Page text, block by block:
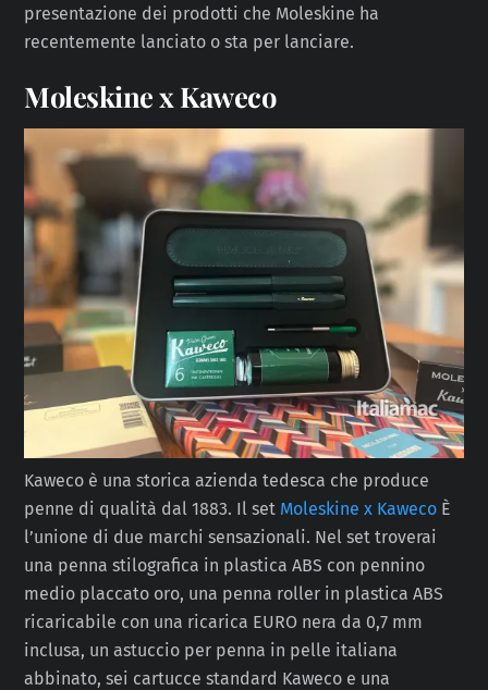
presentazione dei prodotti che Moleskine ha
recentemente lanciato o sta per lanciare.
Moleskine x Kaweco
Kaweco è una storica azienda tedesca che produce
penne di qualità dal 1883. Il set Moleskine x Kaweco È
l’unione di due marchi sensazionali. Nel set troverai
una penna stilografica in plastica ABS con pennino
medio placcato oro, una penna roller in plastica ABS
ricaricabile con una ricarica EURO nera da 0,7 mm
inclusa, un astuccio per penna in pelle italiana
abbinato, sei cartucce standard Kaweco e una